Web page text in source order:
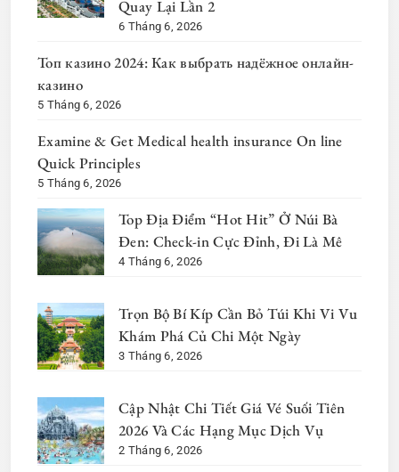
Quay Lại Lần 2
6 Tháng 6, 2026
Топ казино 2024: Как выбрать надёжное онлайн-
казино
5 Tháng 6, 2026
Examine & Get Medical health insurance On line
Quick Principles
5 Tháng 6, 2026
Top Địa Điểm “Hot Hit” Ở Núi Bà
Đen: Check-in Cực Đỉnh, Đi Là Mê
4 Tháng 6, 2026
Trọn Bộ Bí Kíp Cần Bỏ Túi Khi Vi Vu
Khám Phá Củ Chi Một Ngày
3 Tháng 6, 2026
Cập Nhật Chi Tiết Giá Vé Suối Tiên
2026 Và Các Hạng Mục Dịch Vụ
2 Tháng 6, 2026